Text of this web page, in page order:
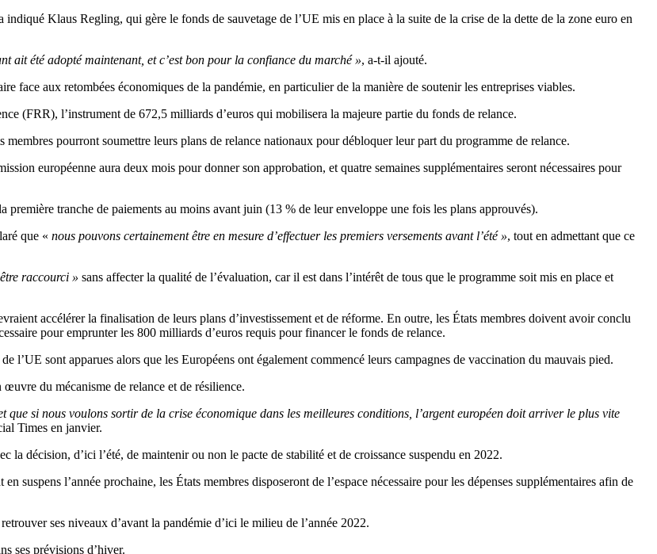
indiqué Klaus Regling, qui gère le fonds de sauvetage de l’UE mis en place à la suite de la crise de la dette de la zone euro en
ait été adopté maintenant, et c’est bon pour la confiance du marché », a-t-il ajouté.
face aux retombées économiques de la pandémie, en particulier de la manière de soutenir les entreprises viables.
(FRR), l’instrument de 672,5 milliards d’euros qui mobilisera la majeure partie du fonds de relance.
pourront soumettre leurs plans de relance nationaux pour débloquer leur part du programme de relance.
européenne aura deux mois pour donner son approbation, et quatre semaines supplémentaires seront nécessaires pour
tranche de paiements au moins avant juin (13 % de leur enveloppe une fois les plans approuvés).
que « nous pouvons certainement être en mesure d’effectuer les premiers versements avant l’été », tout en admettant que ce
raccourci » sans affecter la qualité de l’évaluation, car il est dans l’intérêt de tous que le programme soit mis en place et
accélérer la finalisation de leurs plans d’investissement et de réforme. En outre, les États membres doivent avoir conclu
pour emprunter les 800 milliards d’euros requis pour financer le fonds de relance.
l’UE sont apparues alors que les Européens ont également commencé leurs campagnes de vaccination du mauvais pied.
du mécanisme de relance et de résilience.
que si nous voulons sortir de la crise économique dans les meilleures conditions, l’argent européen doit arriver le plus vite
Times en janvier.
la décision, d’ici l’été, de maintenir ou non le pacte de stabilité et de croissance suspendu en 2022.
suspens l’année prochaine, les États membres disposeront de l’espace nécessaire pour les dépenses supplémentaires afin de
ses niveaux d’avant la pandémie d’ici le milieu de l’année 2022.
ses prévisions d’hiver.